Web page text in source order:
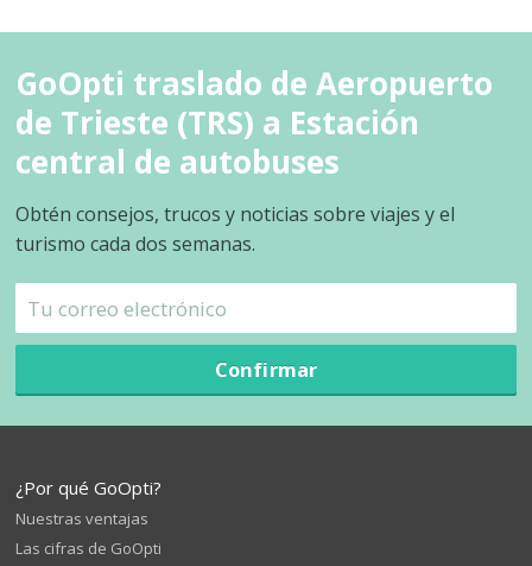
GoOpti traslado de Aeropuerto
de Trieste (TRS) a Estación
central de autobuses
Obtén consejos, trucos y noticias sobre viajes y el
turismo cada dos semanas.
Confirmar
¿Por qué GoOpti?
Nuestras ventajas
Las cifras de GoOpti